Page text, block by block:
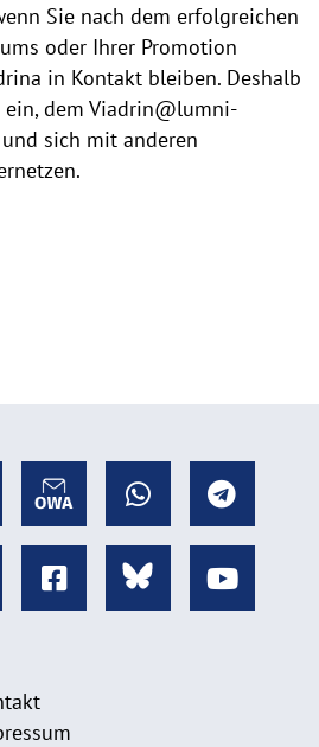
Sie nach dem erfolgreichen
oder Ihrer Promotion
in Kontakt bleiben. Deshalb
dem Viadrin@lumni-
sich mit anderen